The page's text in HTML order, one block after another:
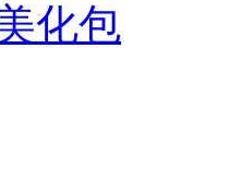
化包